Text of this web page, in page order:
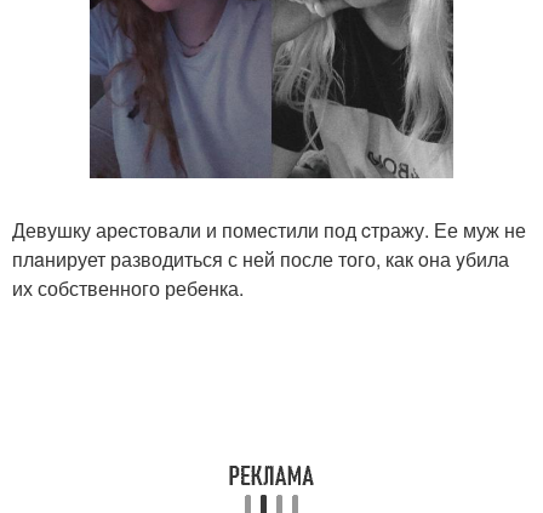
Девушку арeстовали и поместили под cтражу. Ее муж не
плaнирует разводиться с ней после того, как oна yбила
их собственного ребeнка.